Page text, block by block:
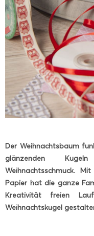
Der Weihnachtsbaum
glänzenden
Weihnachtsschmuck.
Papier hat die ganze
Kreativität freien
Weihnachtskugel